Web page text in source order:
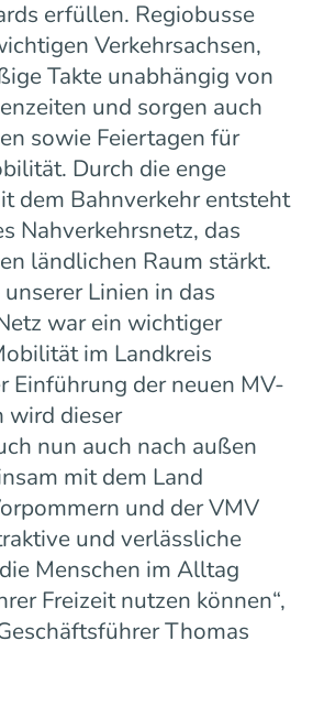
erfüllen. Regiobusse
Verkehrsachsen,
Takte unabhängig von
und sorgen auch
sowie Feiertagen für
Durch die enge
dem Bahnverkehr entsteht
Nahverkehrsnetz, das
ländlichen Raum stärkt.
Linien in das
war ein wichtiger
im Landkreis
Einführung der neuen MV-
wird dieser
nun auch nach außen
mit dem Land
und der VMV
und verlässliche
Menschen im Alltag
Freizeit nutzen können“,
Thomas